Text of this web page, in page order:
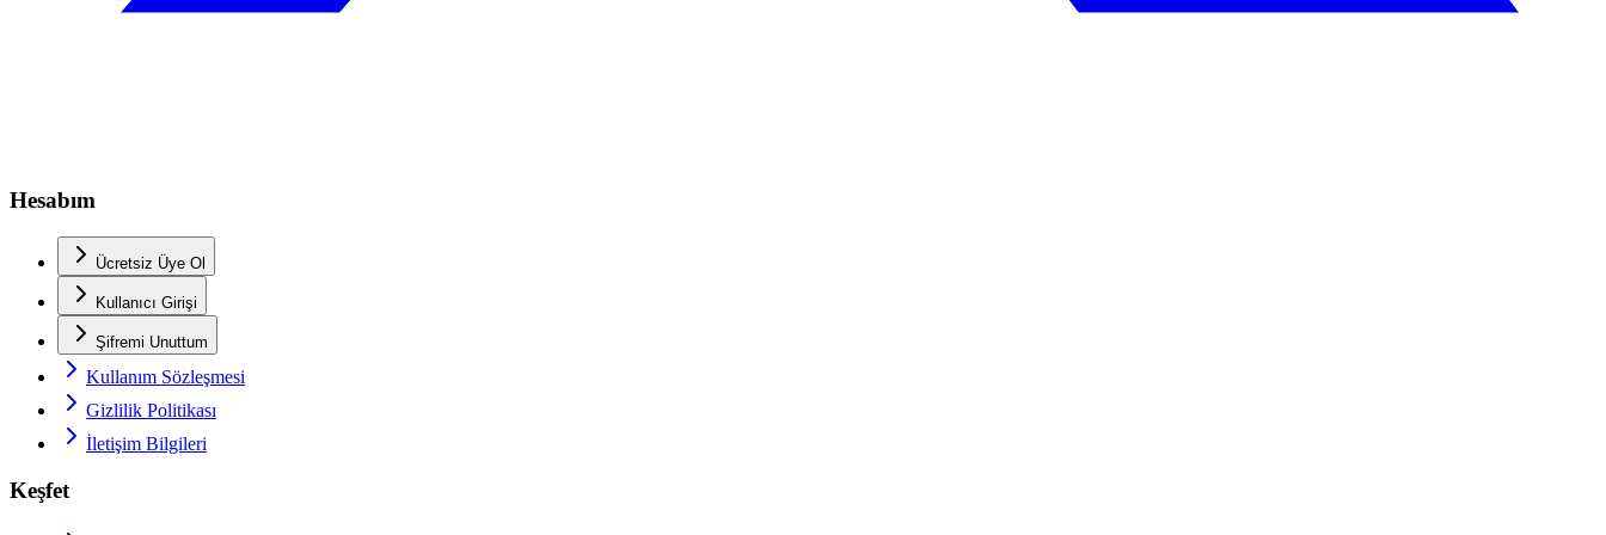
Hesabım
Ücretsiz Üye Ol
Kullanıcı Girişi
Şifremi Unuttum
Kullanım Sözleşmesi
Gizlilik Politikası
İletişim Bilgileri
Keşfet